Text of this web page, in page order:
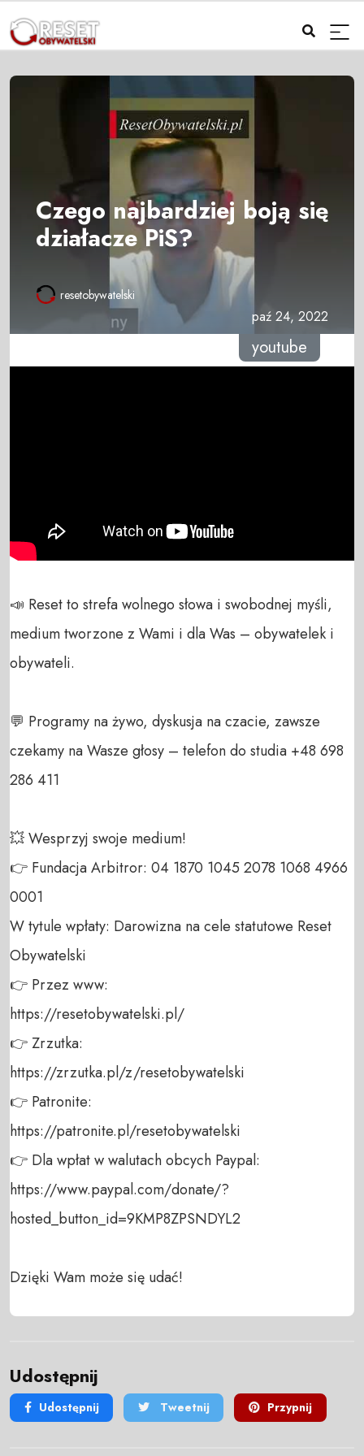
Czego najbardziej boją się
działacze PiS?
resetobywatelski
paź 24, 2022
youtube
📣 Reset to strefa wolnego słowa i swobodnej myśli,
medium tworzone z Wami i dla Was – obywatelek i
obywateli.
💬 Programy na żywo, dyskusja na czacie, zawsze
czekamy na Wasze głosy – telefon do studia +48 698
286 411
💥 Wesprzyj swoje medium!
👉 Fundacja Arbitror: 04 1870 1045 2078 1068 4966
0001
W tytule wpłaty: Darowizna na cele statutowe Reset
Obywatelski
👉 Przez www:
https://resetobywatelski.pl/
👉 Zrzutka:
https://zrzutka.pl/z/resetobywatelski
👉 Patronite:
https://patronite.pl/resetobywatelski
👉 Dla wpłat w walutach obcych Paypal:
https://www.paypal.com/donate/?
hosted_button_id=9KMP8ZPSNDYL2
Dzięki Wam może się udać!
Udostępnij
Udostępnij Tweetnij Przypnij